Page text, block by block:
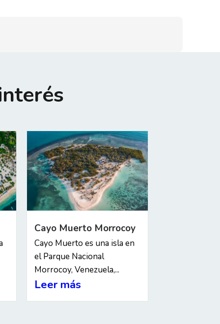
Cayo Muerto Morrocoy
Cayo Muerto es una isla en
el Parque Nacional
Morrocoy, Venezuela,...
Leer más